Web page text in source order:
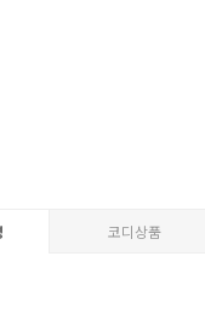
코디상품